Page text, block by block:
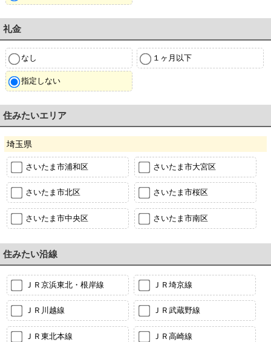
礼金
なし １ヶ月以下
指定しない
住みたいエリア
埼玉県
さいたま市浦和区 さいたま市大宮区
さいたま市北区 さいたま市桜区
さいたま市中央区 さいたま市南区
住みたい沿線
ＪＲ京浜東北・根岸線 ＪＲ埼京線
ＪＲ川越線 ＪＲ武蔵野線
ＪＲ東北本線 ＪＲ高崎線